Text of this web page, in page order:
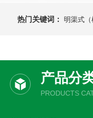
热门关键词： 明渠式
产品分
PRODUCTS